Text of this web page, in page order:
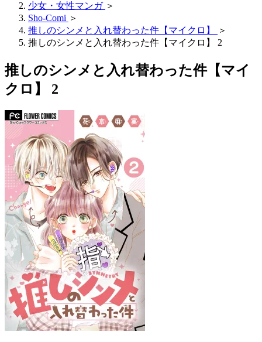
少女・女性マンガ ＞
Sho-Comi ＞
推しのシンメと入れ替わった件【マイクロ】
＞
推しのシンメと入れ替わった件【マイクロ】 2
推しのシンメと入れ替わった件【マイ
クロ】 2